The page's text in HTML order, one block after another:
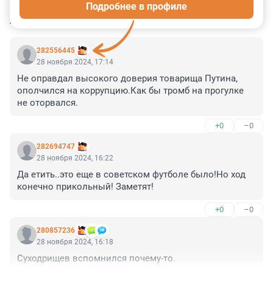
КОММЕНТАРИИ 4
282556445
Подробнее в профиле
28 ноября 2024, 17:14
Не оправдал высокого доверия товарища Путина,
ополчился на коррупцию.Как бы тромб на прогулке
не оторвался.
+0 –0
282694747
28 ноября 2024, 16:22
Да етить..это еще в советском футболе было!Но ход
конечно прикольный! Заметят!
+0 –0
280857236
28 ноября 2024, 16:18
Суходрищев вспомнился почему-то.